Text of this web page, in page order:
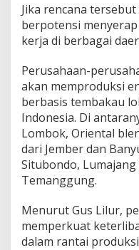
Jika rencana
berpotensi
kerja di berbagai
Perusahaan-
akan memproduksi
berbasis tembakau
Indonesia. Di
Lombok, Oriental
dari Jember dan
Situbondo,
Temanggung.
Menurut Gus Lilur,
memperkuat
dalam rantai